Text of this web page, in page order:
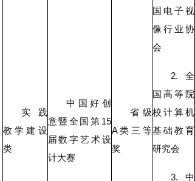
实践
教学建设
类
中国好创
意暨全国第15
届数字艺术设
计大赛
省级
A类三等
奖
国电子视
像行业协
会
2.全
国高等院
校计算机
基础教育
研究会
3.中